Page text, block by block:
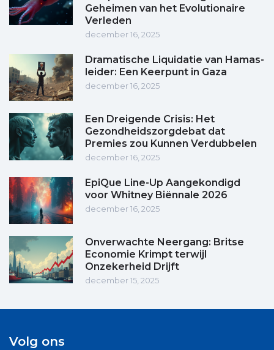
Geheimen van het Evolutionaire
Verleden
december 16, 2025
Dramatische Liquidatie van Hamas-
leider: Een Keerpunt in Gaza
december 16, 2025
Een Dreigende Crisis: Het
Gezondheidszorgdebat dat
Premies zou Kunnen Verdubbelen
december 16, 2025
EpiQue Line-Up Aangekondigd
voor Whitney Biënnale 2026
december 16, 2025
Onverwachte Neergang: Britse
Economie Krimpt terwijl
Onzekerheid Drijft
december 15, 2025
Volg ons